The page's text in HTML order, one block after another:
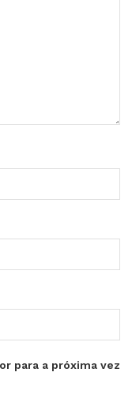
para a próxima vez